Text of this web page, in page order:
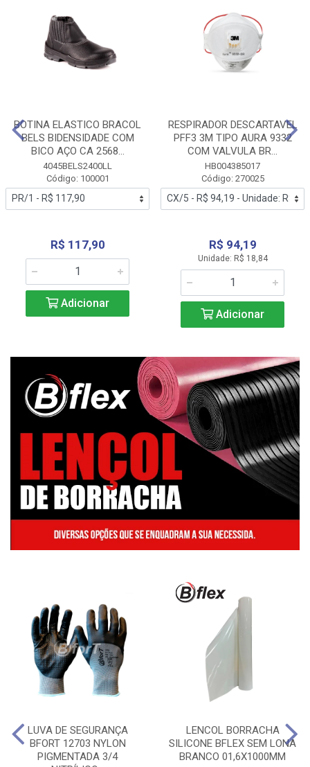
BOTINA ELASTICO BRACOL
BELS BIDENSIDADE COM
BICO AÇO CA 2568...
4045BELS2400LL
Código: 100001
R$ 117,90
Adicionar
RESPIRADOR DESCARTAVEL
PFF3 3M TIPO AURA 9332
COM VALVULA BR...
HB004385017
Código: 270025
R$ 94,19
Unidade: R$ 18,84
Adicionar
LUVA DE SEGURANÇA
BFORT 12703 NYLON
PIGMENTADA 3/4
LENCOL BORRACHA
SILICONE BFLEX SEM LONA
BRANCO 01,6X1000MM